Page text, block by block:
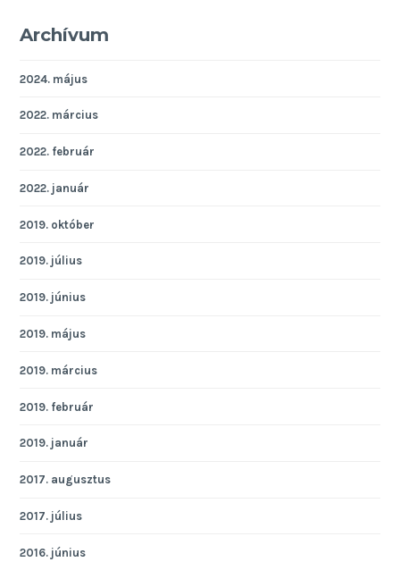
Archívum
2024. május
2022. március
2022. február
2022. január
2019. október
2019. július
2019. június
2019. május
2019. március
2019. február
2019. január
2017. augusztus
2017. július
2016. június